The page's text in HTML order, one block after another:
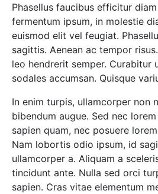
Phasellus faucibus efficitur
fermentum ipsum, in molestie
euismod elit vel feugiat.
sagittis. Aenean ac tempor
leo hendrerit semper. Curabitur
sodales accumsan. Quisque
In enim turpis, ullamcorper non
bibendum augue. Sed nec
sapien quam, nec posuere
Nam lobortis odio ipsum, id
ullamcorper a. Aliquam a
tincidunt ante. Nulla sed orci
sapien. Cras vitae elementum